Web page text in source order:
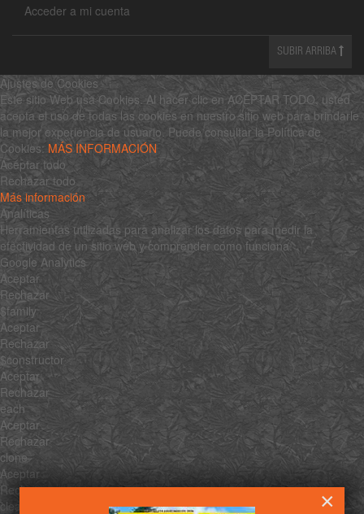
Acceder a mi cuenta
SUBIR ARRIBA
×
Ajustes de Cookies
Este sitio Web usa Cookies. Al hacer clic en ACEPTAR TODO, usted
acepta el uso de todas las cookies en nuestro sitio web para brindarle
la mejor experiencia de usuario. Puede consultar la Política de
Cookies: MÁS INFORMACIÓN
Aceptar todo
Rechazar todo
Más información
Analíticas
Herramientas utilizadas para analizar los datos para medir la
efectividad de un sitio web y comprender cómo funciona.
Google Analytics
Aceptar
Rechazar
$family
Aceptar
Rechazar
$constructor
Aceptar
Rechazar
each
Aceptar
Rechazar
clone
Aceptar
Rechazar
clean